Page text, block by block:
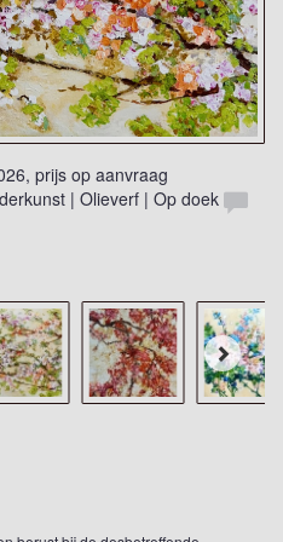
prijs op aanvraag
| Olieverf | Op doek